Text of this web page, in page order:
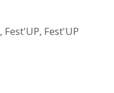
, Fest'UP, Fest'UP